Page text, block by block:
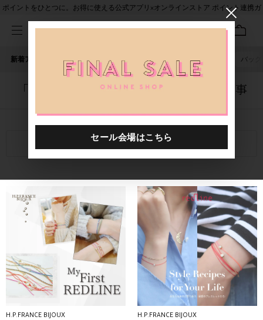
ポイントをひとつに。お得に使える公式アプリ×オンラインストア ポイント連携ガ
新着アイテム 人気ワード セール 40th限定 バッグ
「0000107.8880174.0028」に関する記事
関連キーワード
H.P.FRANCE BIJOUX H.P.FRANCE BIJOUX